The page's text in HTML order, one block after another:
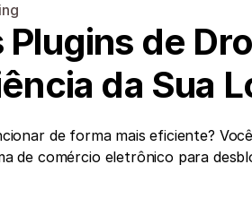
de
da Sua
de forma mais eficiente?
de comércio eletrônico para